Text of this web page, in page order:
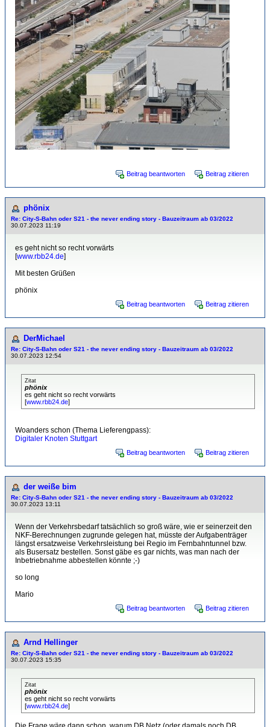
Beitrag beantworten Beitrag zitieren
phönix
Re: City-S-Bahn oder S21 - the never ending story - Bauzeitraum ab 03/2022
30.07.2023 11:19
es geht nicht so recht vorwärts
[www.rbb24.de]
Mit besten Grüßen
phönix
Beitrag beantworten Beitrag zitieren
DerMichael
Re: City-S-Bahn oder S21 - the never ending story - Bauzeitraum ab 03/2022
30.07.2023 12:54
Zitat
phönix
es geht nicht so recht vorwärts
[www.rbb24.de]
Woanders schon (Thema Lieferengpass):
Digitaler Knoten Stuttgart
Beitrag beantworten Beitrag zitieren
der weiße bim
Re: City-S-Bahn oder S21 - the never ending story - Bauzeitraum ab 03/2022
30.07.2023 13:11
Wenn der Verkehrsbedarf tatsächlich so groß wäre, wie er seinerzeit den
NKF-Berechnungen zugrunde gelegen hat, müsste der Aufgabenträger
längst ersatzweise Verkehrsleistung bei Regio im Fernbahntunnel bzw.
als Busersatz bestellen. Sonst gäbe es gar nichts, was man nach der
Inbetriebnahme abbestellen könnte ;-)
so long
Mario
Beitrag beantworten Beitrag zitieren
Arnd Hellinger
Re: City-S-Bahn oder S21 - the never ending story - Bauzeitraum ab 03/2022
30.07.2023 15:35
Zitat
phönix
es geht nicht so recht vorwärts
[www.rbb24.de]